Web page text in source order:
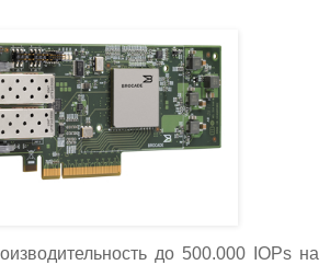
до 500.000 IOPs на